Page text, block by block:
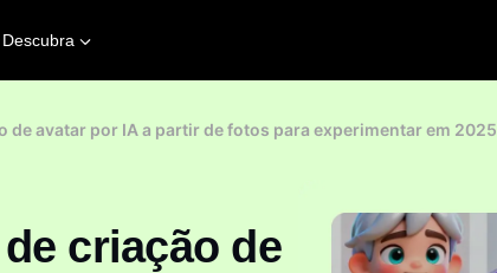
Descubra
de avatar por IA a partir de fotos para experimentar em 2025
criação de